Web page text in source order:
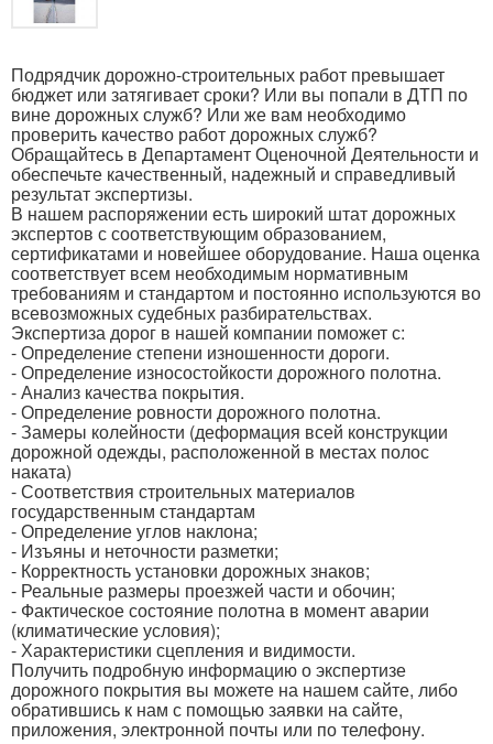
Подрядчик дорожно-строительных работ превышает
бюджет или затягивает сроки? Или вы попали в ДТП по
вине дорожных служб? Или же вам необходимо
проверить качество работ дорожных служб?
Обращайтесь в Департамент Оценочной Деятельности и
обеспечьте качественный, надежный и справедливый
результат экспертизы.
В нашем распоряжении есть широкий штат дорожных
экспертов с соответствующим образованием,
сертификатами и новейшее оборудование. Наша оценка
соответствует всем необходимым нормативным
требованиям и стандартом и постоянно используются во
всевозможных судебных разбирательствах.
Экспертиза дорог в нашей компании поможет с:
- Определение степени изношенности дороги.
- Определение износостойкости дорожного полотна.
- Анализ качества покрытия.
- Определение ровности дорожного полотна.
- Замеры колейности (деформация всей конструкции
дорожной одежды, расположенной в местах полос
наката)
- Соответствия строительных материалов
государственным стандартам
- Определение углов наклона;
- Изъяны и неточности разметки;
- Корректность установки дорожных знаков;
- Реальные размеры проезжей части и обочин;
- Фактическое состояние полотна в момент аварии
(климатические условия);
- Характеристики сцепления и видимости.
Получить подробную информацию о экспертизе
дорожного покрытия вы можете на нашем сайте, либо
обратившись к нам с помощью заявки на сайте,
приложения, электронной почты или по телефону.